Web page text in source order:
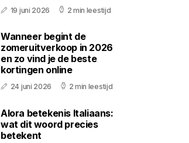
19 juni 2026 2 min leestijd
Wanneer begint de
zomeruitverkoop in 2026
en zo vind je de beste
kortingen online
24 juni 2026 2 min leestijd
Alora betekenis Italiaans:
wat dit woord precies
betekent